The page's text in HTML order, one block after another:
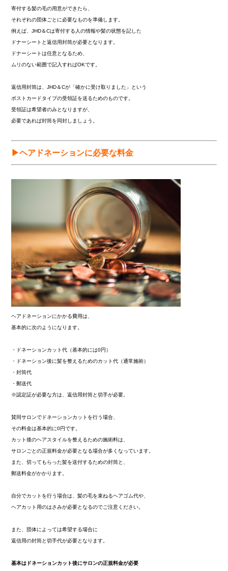
寄付する髪の毛の用意ができたら、
それぞれの団体ごとに必要なものを準備します。
例えば、JHD＆Cは寄付する人の情報や髪の状態を記した
ドナーシートと返信用封筒が必要となります。
ドナーシートは任意となるため、
ムリのない範囲で記入すればOKです。
返信用封筒は、JHD＆Cが「確かに受け取りました」という
ポストカードタイプの受領証を送るためのものです。
受領証は希望者のみとなりますが、
必要であれば封筒を同封しましょう。
▶ヘアドネーションに必要な料金
ヘアドネーションにかかる費用は、
基本的に次のようになります。
・ドネーションカット代（基本的には0円）
・ドネーション後に髪を整えるためのカット代（通常施術）
・封筒代
・郵送代
※認定証が必要な方は、返信用封筒と切手が必要。
賛同サロンでドネーションカットを行う場合、
その料金は基本的に0円です。
カット後のヘアスタイルを整えるための施術料は、
サロンごとの正規料金が必要となる場合が多くなっています。
また、切ってもらった髪を送付するための封筒と、
郵送料金がかかります。
自分でカットを行う場合は、髪の毛を束ねるヘアゴム代や、
ヘアカット用のはさみが必要となるのでご注意ください。
また、団体によっては希望する場合に
返信用の封筒と切手代が必要となります。
基本はドネーションカット後にサロンの正規料金が必要